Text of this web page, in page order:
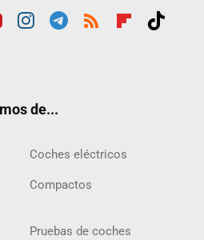
de...
Coches eléctricos
Compactos
Pruebas de coches